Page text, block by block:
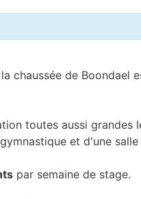
chaussée de Boondael
toutes aussi
et d'une
par semaine de stage.